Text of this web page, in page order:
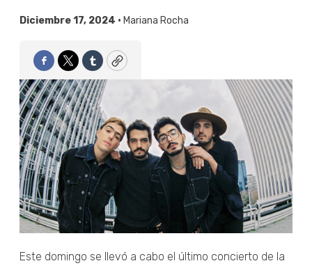
Diciembre 17, 2024 • Mariana Rocha
Facebook
TwitterTumblrCopy
Este domingo se llevó a cabo el último concierto de la